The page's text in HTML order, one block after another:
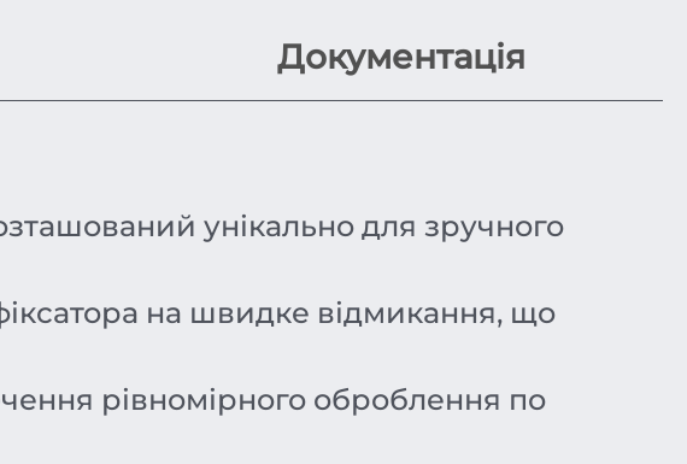
Документація
унікально для зручного
на швидке відмикання, що
рівномірного оброблення по